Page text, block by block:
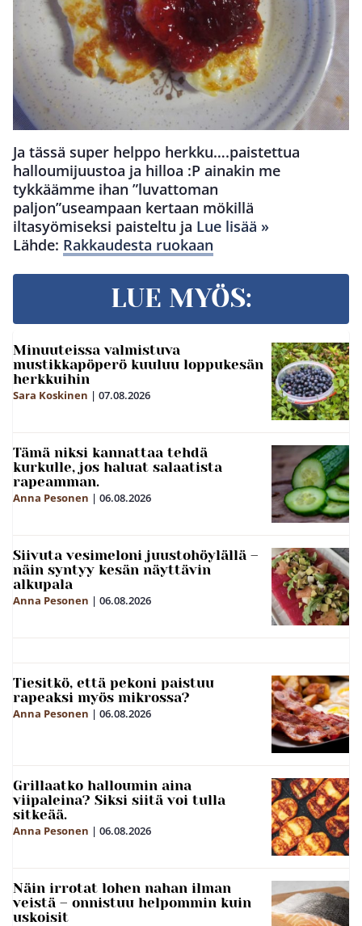
Ja tässä super helppo herkku….paistettua
halloumijuustoa ja hilloa :P ainakin me
tykkäämme ihan ”luvattoman
paljon”useampaan kertaan mökillä
iltasyömiseksi paisteltu ja Lue lisää »
Lähde: Rakkaudesta ruokaan
LUE MYÖS:
Minuuteissa valmistuva
mustikkapöperö kuuluu loppukesän
herkkuihin
Sara Koskinen | 07.08.2026
Tämä niksi kannattaa tehdä
kurkulle, jos haluat salaatista
rapeamman.
Anna Pesonen | 06.08.2026
Siivuta vesimeloni juustohöylällä –
näin syntyy kesän näyttävin
alkupala
Anna Pesonen | 06.08.2026
Tiesitkö, että pekoni paistuu
rapeaksi myös mikrossa?
Anna Pesonen | 06.08.2026
Grillaatko halloumin aina
viipaleina? Siksi siitä voi tulla
sitkeää.
Anna Pesonen | 06.08.2026
Näin irrotat lohen nahan ilman
veistä – onnistuu helpommin kuin
uskoisit